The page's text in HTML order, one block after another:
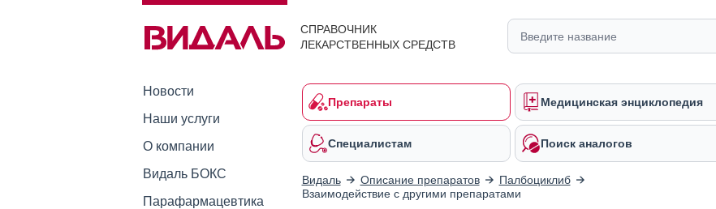
СПРАВОЧНИК
ЛЕКАРСТВЕННЫХ СРЕДСТВ
Новости
Наши услуги
О компании
Видаль БОКС
Парафармацевтика
Препараты Медицинская энциклопедия
Специалистам Поиск аналогов
Видаль Описание препаратов
Палбоциклиб
Взаимодействие с другими препаратами